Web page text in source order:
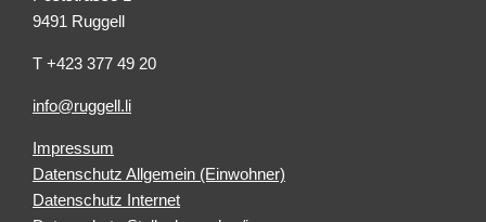
9491 Ruggell
T +423 377 49 20
info@ruggell.li
Impressum
Datenschutz Allgemein (Einwohner)
Datenschutz Internet